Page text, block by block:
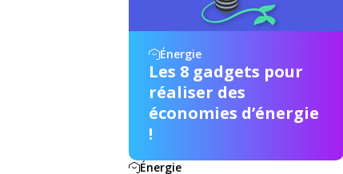
Énergie
Les 8 gadgets pour
réaliser des
économies d’énergie
!
Énergie